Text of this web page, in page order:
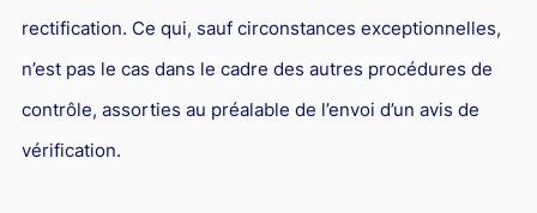
rectification. Ce qui, sauf circonstances exceptionnelles,
n’est pas le cas dans le cadre des autres procédures de
contrôle, assorties au préalable de l’envoi d’un avis de
vérification.